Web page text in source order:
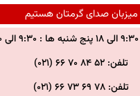
میزبان صدای گرمتان هستیم
تلفن: ۵۲ ۸۴ ۷۰ ۶۶ (۰۲۱)
تلفن: ۷۸ ۶۹ ۷۳ ۶۶ (۰۲۱)